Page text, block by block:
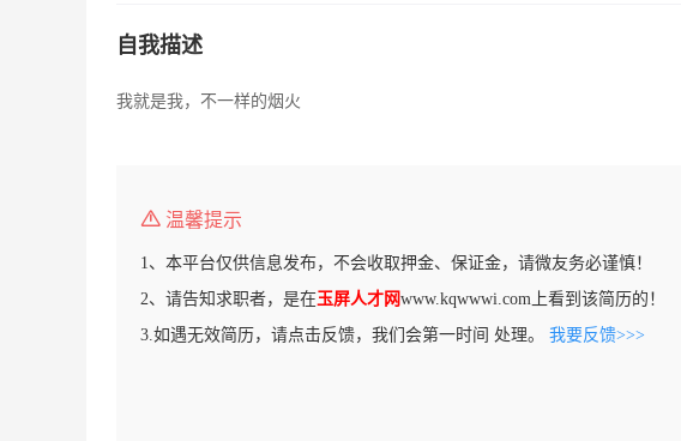
自我描述
我就是我，不一样的烟火
温馨提示
1、本平台仅供信息发布，不会收取押金、保证金，请微友务必谨慎！
2、请告知求职者，是在玉屏人才网www.kqwwwi.com上看到该简历的！
3.如遇无效简历，请点击反馈，我们会第一时间 处理。 我要反馈>>>